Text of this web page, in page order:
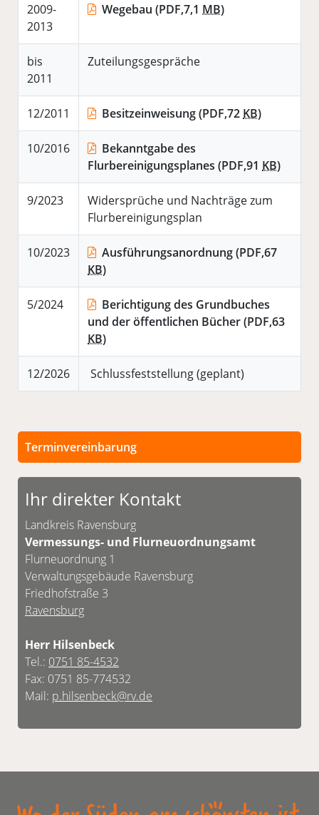
2009-
2013
Wegebau (PDF,7,1 MB)
bis
2011
Zuteilungsgespräche
12/2011 Besitzeinweisung(PDF,72 KB)
10/2016
Bekanntgabe des
Flurbereinigungsplanes (PDF,91 KB)
9/2023
Widersprüche und Nachträge zum
Flurbereinigungsplan
10/2023 Ausführungsanordnung(PDF,67
KB)
5/2024
Berichtigung des Grundbuches
und der öffentlichen Bücher(PDF,63
KB)
12/2026 Schlussfeststellung (geplant)
Terminvereinbarung
Persönliche Termine sind nach vorheriger
Vereinbarung möglich.
Ihr direkter Kontakt
Landkreis Ravensburg
Vermessungs- und Flurneuordnungsamt
Flurneuordnung 1
Verwaltungsgebäude Ravensburg
Friedhofstraße 3
Ravensburg
Herr Hilsenbeck
Tel.: 0751 85-4532
Fax: 0751 85-774532
Mail: p.hilsenbeck@rv.de